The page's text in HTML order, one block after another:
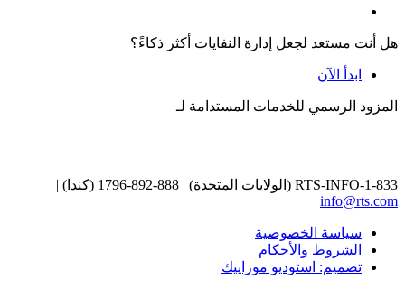
هل أنت مستعد لجعل إدارة النفايات أكثر ذكاءً؟
ابدأ الآن
المزود الرسمي للخدمات المستدامة لـ
1-833-RTS-INFO (الولايات المتحدة) | 888-892-1796 (كندا) |
info@rts.com
سياسة الخصوصية
الشروط والأحكام
تصميم: استوديو موزاييك